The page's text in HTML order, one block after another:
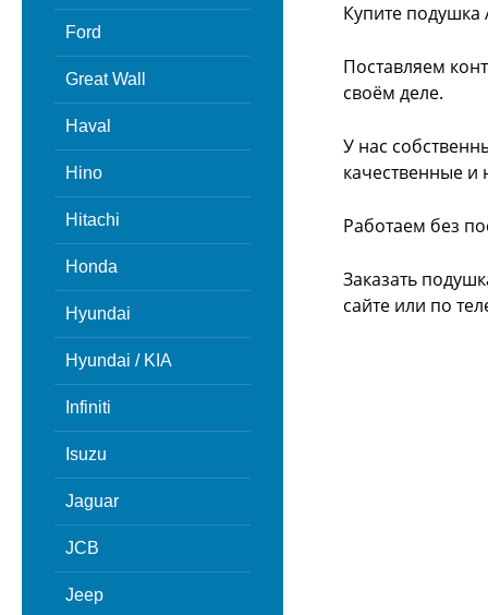
Ford
Great Wall
Haval
Hino
Hitachi
Honda
Hyundai
Hyundai / KIA
Infiniti
Isuzu
Jaguar
JCB
Jeep
Купите
Поставляем
своём деле.
У нас
качественные и
Работаем без
Заказать
сайте или по